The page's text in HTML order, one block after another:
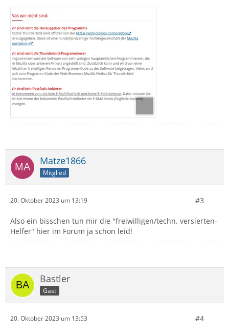
Matze1866
Mitglied
20. Oktober 2023 um 13:19 #3
Also ein bisschen tun mir die "freiwilligen/techn. versierten-
Helfer" hier im Forum ja schon leid!
Bastler
Gast
20. Oktober 2023 um 13:53 #4